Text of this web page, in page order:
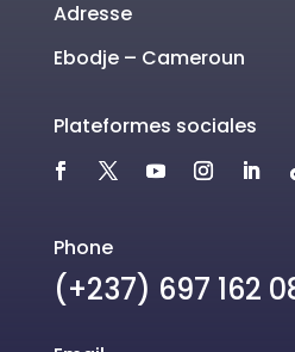
Adresse
Ebodje – Cameroun
Plateformes sociales
Phone
(+237) 697 162